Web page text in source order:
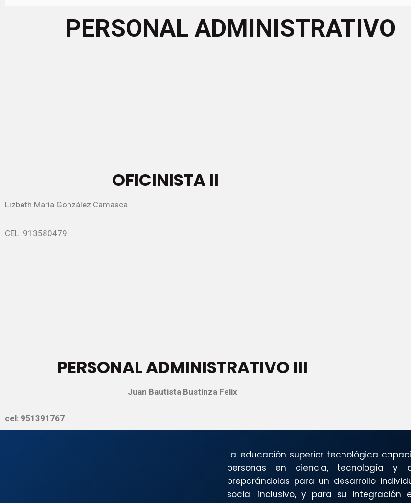
PERSONAL ADMINISTRATIVO
OFICINISTA II
Lizbeth María González Camasca
CEL: 913580479
PERSONAL ADMINISTRATIVO III
Juan Bautista Bustinza Felix
cel: 951391767
La educación superior tecnológica
personas en ciencia, tecnología y
preparándolas para un desarrollo
social inclusivo, y para su integración